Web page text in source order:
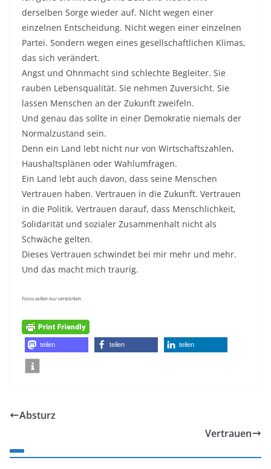
derselben Sorge wieder auf. Nicht wegen einer
einzelnen Entscheidung. Nicht wegen einer einzelnen
Partei. Sondern wegen eines gesellschaftlichen Klimas,
das sich verändert.
Angst und Ohnmacht sind schlechte Begleiter. Sie
rauben Lebensqualität. Sie nehmen Zuversicht. Sie
lassen Menschen an der Zukunft zweifeln.
Und genau das sollte in einer Demokratie niemals der
Normalzustand sein.
Denn ein Land lebt nicht nur von Wirtschaftszahlen,
Haushaltsplänen oder Wahlumfragen.
Ein Land lebt auch davon, dass seine Menschen
Vertrauen haben. Vertrauen in die Zukunft. Vertrauen
in die Politik. Vertrauen darauf, dass Menschlichkeit,
Solidarität und sozialer Zusammenhalt nicht als
Schwäche gelten.
Dieses Vertrauen schwindet bei mir mehr und mehr.
Und das macht mich traurig.
Fotos sollen nur verstärken.
teilen teilen teilen
Absturz
Vertrauen